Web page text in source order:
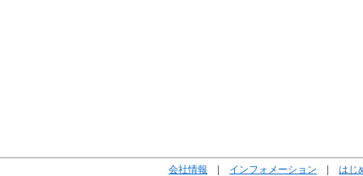
会社情報 | インフォメーション | はじ